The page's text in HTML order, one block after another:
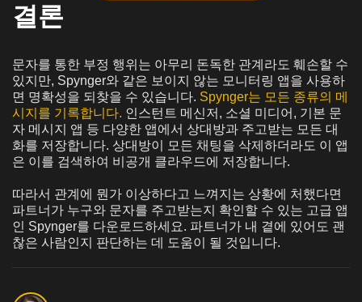
결론
문자를 통한 부정 행위는 아무리 돈독한 관계라도 훼손할 수
있지만, Spynger와 같은 보이지 않는 모니터링 앱을 사용하
면 명확성을 되찾을 수 있습니다. Spynger는 모든 종류의 메
시지를 기록합니다. 인스턴트 메신저, 소셜 미디어, 기본 문
자 메시지 앱 등 다양한 앱에서 상대방과 주고받는 모든 대
화를 저장합니다. 상대방이 모든 채팅을 삭제하더라도 이 앱
은 이를 검색하여 비공개 클라우드에 저장합니다.
따라서 관계에 뭔가 이상하다고 느껴지는 상황에 처했다면
파트너가 누구와 문자를 주고받는지 확인할 수 있는 고급 앱
인 Spynger를 다운로드하세요. 파트너가 내 곁에 있어도 괜
찮은 사람인지 판단하는 데 도움이 될 것입니다.